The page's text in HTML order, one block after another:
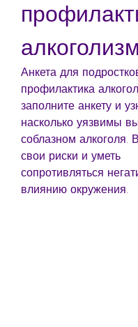
Анкета для
профилактика
заполните анкету и
насколько уязвимы
соблазном алкоголя.
свои риски и уметь
сопротивляться
влиянию окружения.